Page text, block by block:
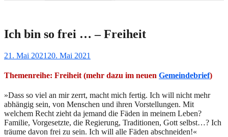
Ich bin so frei … – Freiheit
Gepostet
21. Mai 2021 20. Mai 2021
Themenreihe: Freiheit (mehr dazu im neuen Gemeindebrief)
»Dass so viel an mir zerrt, macht mich fertig. Ich will nicht mehr
abhängig sein, von Menschen und ihren Vorstellungen. Mit
welchem Recht zieht da jemand die Fäden in meinem Leben?
Familie, Vorgesetzte, die Regierung, Traditionen, Gott selbst…? Ich
träume davon frei zu sein. Ich will alle Fäden abschneiden!«